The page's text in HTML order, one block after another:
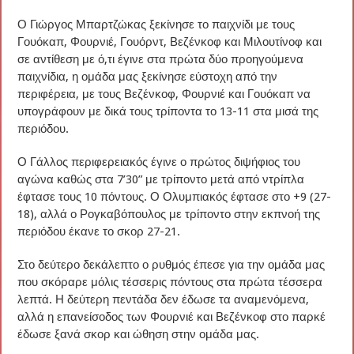
Ο Γιώργος Μπαρτζώκας ξεκίνησε το παιχνίδι με τους
Γουόκαπ, Φουρνιέ, Γουόρντ, Βεζένκοφ και Μιλουτίνοφ και
σε αντίθεση με ό,τι έγινε στα πρώτα δύο προηγούμενα
παιχνίδια, η ομάδα μας ξεκίνησε εύστοχη από την
περιφέρεια, με τους Βεζένκοφ, Φουρνιέ και Γουόκαπ να
υπογράφουν με δικά τους τρίποντα το 13-11 στα μισά της
περιόδου.
Ο Γάλλος περιφερειακός έγινε ο πρώτος διψήφιος του
αγώνα καθώς στα 7’30” με τρίποντο μετά από ντρίπλα
έφτασε τους 10 πόντους. Ο Ολυμπιακός έφτασε στο +9 (27-
18), αλλά ο Ρογκαβόπουλος με τρίποντο στην εκπνοή της
περιόδου έκανε το σκορ 27-21.
Στο δεύτερο δεκάλεπτο ο ρυθμός έπεσε για την ομάδα μας
που σκόραρε μόλις τέσσερις πόντους στα πρώτα τέσσερα
λεπτά. Η δεύτερη πεντάδα δεν έδωσε τα αναμενόμενα,
αλλά η επανείσοδος των Φουρνιέ και Βεζένκοφ στο παρκέ
έδωσε ξανά σκορ και ώθηση στην ομάδα μας.